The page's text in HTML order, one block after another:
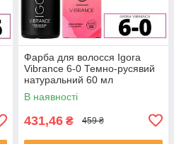
Фарба для волосся Igora
Vibrance 6-0 Темно-русявий
натуральний 60 мл
В наявності
431,46 ₴ 459 ₴